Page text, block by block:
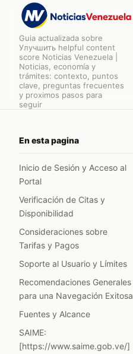
Guia actualizada sobre
Улучшить helpful content
score Noticias Venezuela |
Noticias, economía y
trámites: contexto, puntos
clave, preguntas frecuentes
y proximos pasos para
seguir
En esta pagina
Inicio de Sesión y Acceso al
Portal
Verificación de Citas y
Disponibilidad
Consideraciones sobre
Tarifas y Pagos
Soporte al Usuario y Límites
Recomendaciones Generales
para una Navegación Exitosa
Fuentes y Alcance
SAIME:
[https://www.saime.gob.ve/]